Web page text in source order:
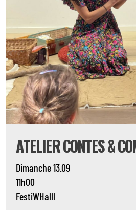
ATELIER CONTES &
Dimanche 13.09
11h00
FestiWHalll